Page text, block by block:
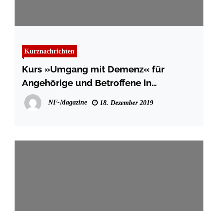
Kurznachrichten
Kurs »Umgang mit Demenz« für
Angehörige und Betroffene in
Bredstedt
NF-Magazine 18. Dezember 2019